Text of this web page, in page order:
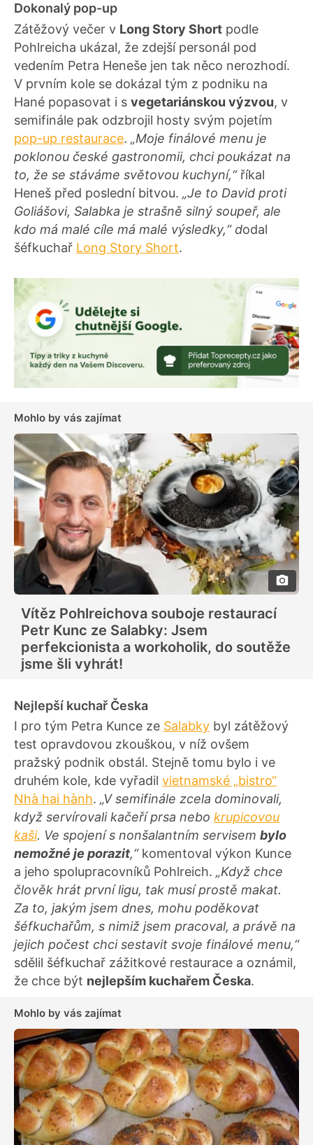
Dokonalý pop-up
Zátěžový večer v Long Story Short podle
Pohlreicha ukázal, že zdejší personál pod
vedením Petra Heneše jen tak něco nerozhodí.
V prvním kole se dokázal tým z podniku na
Hané popasovat i s vegetariánskou výzvou, v
semifinále pak odzbrojil hosty svým pojetím
pop-up restaurace. „Moje finálové menu je
poklonou české gastronomii, chci poukázat na
to, že se stáváme světovou kuchyní,“říkal
Heneš před poslední bitvou. „Je to David proti
Goliášovi, Salabka je strašně silný soupeř, ale
kdo má malé cíle má malé výsledky,“ dodal
šéfkuchař Long Story Short.
Mohlo by vás zajímat
Vítěz Pohlreichova souboje restaurací
Petr Kunc ze Salabky: Jsem
perfekcionista a workoholik, do soutěže
jsme šli vyhrát!
Nejlepší kuchař Česka
I pro tým Petra Kunce ze Salabky byl zátěžový
test opravdovou zkouškou, v níž ovšem
pražský podnik obstál. Stejně tomu bylo i ve
druhém kole, kde vyřadil vietnamské „bistro“
Nhà hai hành. „V semifinále zcela dominovali,
když servírovali kačeří prsa nebo krupicovou
kaši. Ve spojení s nonšalantním servisem bylo
nemožné je porazit,“komentoval výkon Kunce
a jeho spolupracovníků Pohlreich. „Když chce
člověk hrát první ligu, tak musí prostě makat.
Za to, jakým jsem dnes, mohu poděkovat
šéfkuchařům, s nimiž jsem pracoval, a právě na
jejich počest chci sestavit svoje finálové menu,“
sdělil šéfkuchař zážitkové restaurace a oznámil,
že chce být nejlepším kuchařem Česka.
Mohlo by vás zajímat